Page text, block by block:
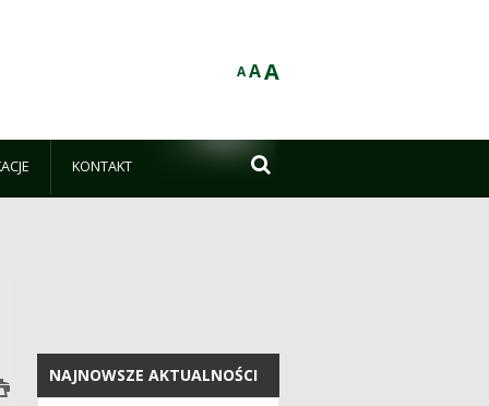
AAA
KONTAKT 
NAJNOWSZE AKTUALNOŚCI
NAJNOWSZE AKTUALNOŚCI